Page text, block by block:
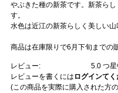
やぶきた種の新茶です。新茶ら
す。
水色は近江の新茶らしく美しい山
商品は在庫限りで6月下旬までの
レビュー: 5.0つ星
レビューを書くには ログインて
(この商品を実際に購入された方